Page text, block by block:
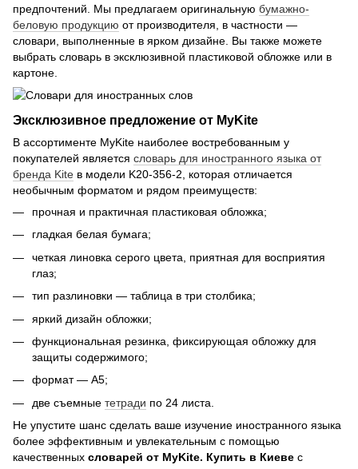
предпочтений. Мы предлагаем оригинальную бумажно-
беловую продукцию от производителя, в частности —
словари, выполненные в ярком дизайне. Вы также можете
выбрать словарь в эксклюзивной пластиковой обложке или в
картоне.
Эксклюзивное предложение от MyKite
В ассортименте MyKite наиболее востребованным у
покупателей является словарь для иностранного языка от
бренда Kite в модели K20-356-2, которая отличается
необычным форматом и рядом преимуществ:
прочная и практичная пластиковая обложка;
гладкая белая бумага;
четкая линовка серого цвета, приятная для восприятия
глаз;
тип разлиновки — таблица в три столбика;
яркий дизайн обложки;
функциональная резинка, фиксирующая обложку для
защиты содержимого;
формат — А5;
две съемные тетради по 24 листа.
Не упустите шанс сделать ваше изучение иностранного языка
более эффективным и увлекательным с помощью
качественных словарей от MyKite. Купить в Киеве с